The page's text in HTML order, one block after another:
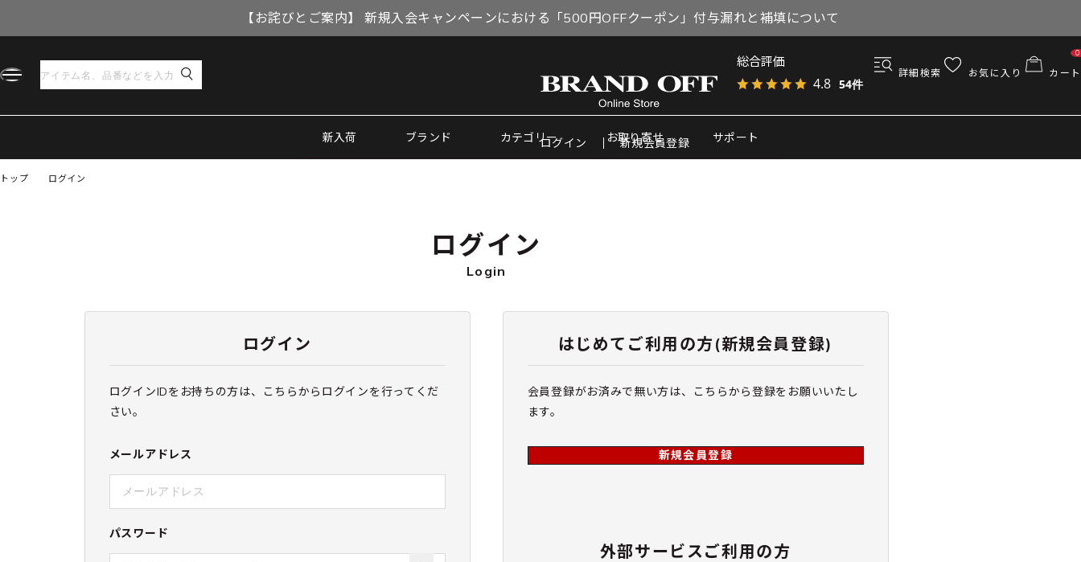
【お詫びとご案内】 新規入会キャンペーンにおける「500円OFFクーポン」付与漏れと補填について
総合評価
4.8 54件
詳細検索 お気に入り カート
0
新入荷 ブランド カテゴリー お取り寄せ サポート
ログイン 新規会員登録
トップ ログイン
ログイン
Login
ログイン
ログインIDをお持ちの方は、こちらからログインを行ってくだ
さい。
メールアドレス
パスワード
はじめてご利用の方(新規会員登録)
会員登録がお済みで無い方は、こちらから登録をお願いいたし
ます。
新規会員登録
外部サービスご利用の方